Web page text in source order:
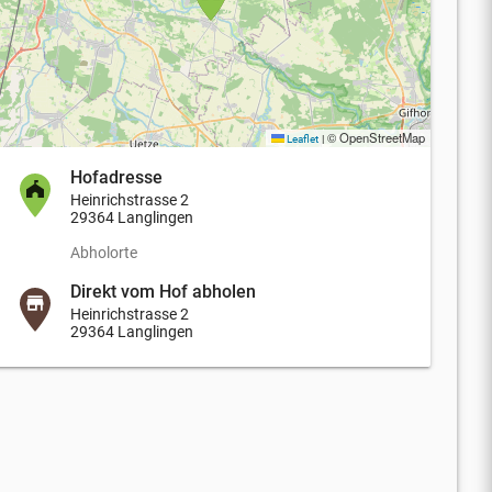
Leaflet | © OpenStreetMap
Hofadresse
Heinrichstrasse 2
29364 Langlingen
Abholorte
Direkt vom Hof abholen
Heinrichstrasse 2
29364 Langlingen